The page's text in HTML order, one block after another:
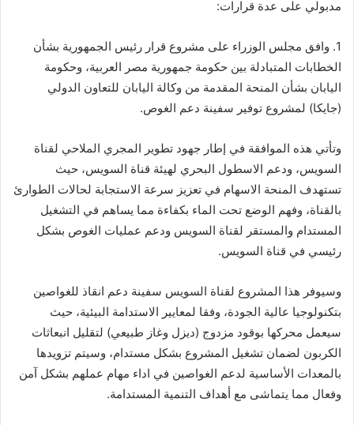
مدبولي على عدة قرارات:
1. وافق مجلس الوزراء على مشروع قرار رئيس الجمهورية بشأن
الخطابات المتبادلة بين حكومة جمهورية مصر العربية، وحكومة
اليابان بشأن المنحة المقدمة من وكالة اليابان للتعاون الدولي
(جايكا) لمشروع توفير سفينة دعم الغوص.
وتأتي هذه الموافقة في إطار جهود تطوير المجري الملاحي لقناة
السويس، ودعم الاسطول البحري لهيئة قناة السويس، حيث
تستهدف المنحة الاسهام في تعزيز سرعة الاستجابة لحالات الطوارئ
بالقناة، وفهم الوضع تحت الماء بكفاءة مما يساهم في التشغيل
المستدام والمستقر لقناة السويس ودعم عمليات الغوص بشكل
رئيسي في قناة السويس.
وسيوفر هذا المشروع لقناة السويس سفينة دعم انقاذ للغواصين
بتكنولوجيا عالية الجودة، وفقا لمعايير الاستدامة البيئية، حيث
سيعمل محركها بوقود مزدوج (ديزل وغاز طبيعي) لتقليل انبعاثات
الكربون لضمان تشغيل المشروع بشكل مستدام، وسيتم تزويدها
بالمعدات الأساسية لدعم الغواصين في اداء مهام عملهم بشكل آمن
وفعال مما يتماشى مع أهداف التنمية المستدامة.